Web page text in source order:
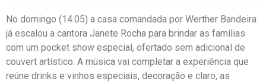
No domingo (14.05) a casa comandada por Werther Bandeira
já escalou a cantora Janete Rocha para brindar as famílias
com um pocket show especial, ofertado sem adicional de
couvert artístico. A música vai completar a experiência que
reúne drinks e vinhos especiais, decoração e claro, as